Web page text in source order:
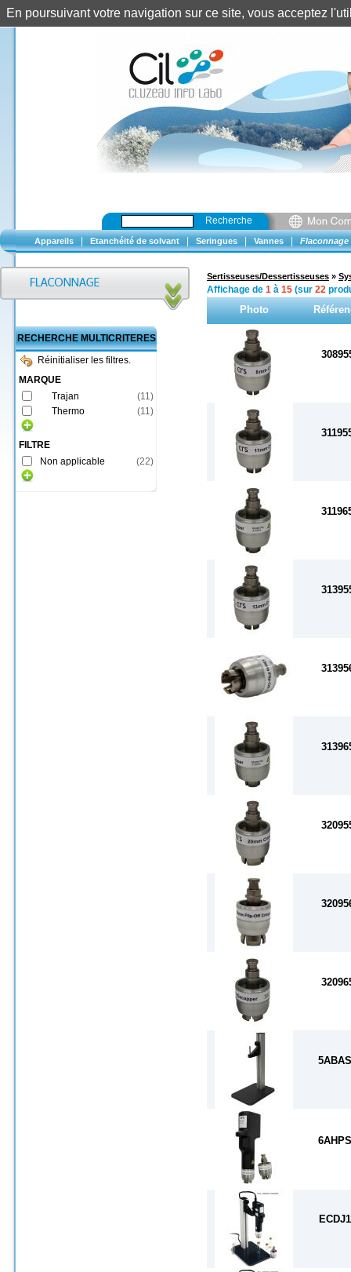
Recherche
Appareils Etanchéité de solvant Seringues Vannes Flaconnage
RECHERCHE MULTICRITERES
Réinitialiser les filtres.
MARQUE
Trajan
(11)
Thermo
(11)
FILTRE
Non applicable
(22)
Sertisseuses/Dessertisseuses »
Affichage de 1 à 15 (sur 22
Photo
En poursuivant votre navigation sur ce site, vous acceptez